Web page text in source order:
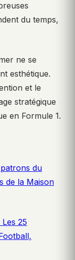
du temps,
ne se
esthétique.
et le
stratégique
en Formule 1.
du
de la Maison
25